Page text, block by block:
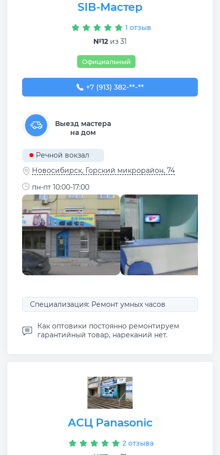
SIB-Мастер
1 отзыв
№12 из 31
Официальный
+7 (913) 382-09-50
+7 (913) 382-**-**
Выезд мастера
на дом
Речной вокзал
Новосибирск, ​Горский микрорайон, 74
пн-пт 10:00-17:00
Специализация: Ремонт умных часов
Как оптовики постоянно ремонтируем
гарантийный товар, нареканий нет.
АСЦ Panasonic
2 отзыва